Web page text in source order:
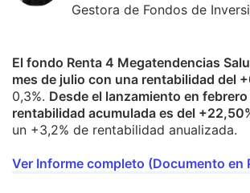
Gestora de Fondos de
El fondo Renta 4 Megatendencias
mes de julio con una rentabilidad del
0,3%. Desde el lanzamiento en
rentabilidad acumulada es del
un +3,2% de rentabilidad anualizada.
Ver Informe completo (Documento en